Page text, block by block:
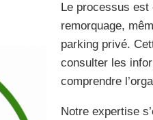
Le processus est
remorquage,
parking privé.
consulter les
comprendre
Notre expertise